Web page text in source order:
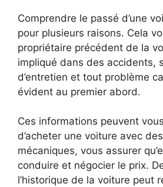
Comprendre le passé d’une
pour plusieurs raisons. Cela
propriétaire précédent de la
impliqué dans des accidents,
d’entretien et tout problème
évident au premier abord.
Ces informations peuvent
d’acheter une voiture avec
mécaniques, vous assurer
conduire et négocier le prix.
l’historique de la voiture peut